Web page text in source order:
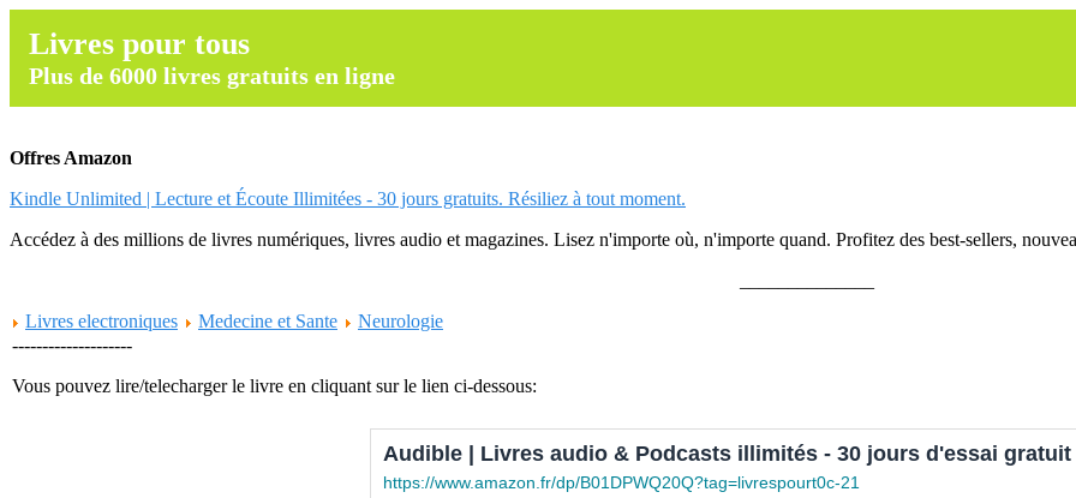
Livres pour tous
Plus de 6000 livres gratuits en ligne
Offres Amazon
Kindle Unlimited | Lecture et Écoute Illimitées - 30 jours gratuits. Résiliez à tout moment.
Accédez à des millions de livres numériques, livres audio et magazines. Lisez n'importe où, n'importe quand. Profitez des best-sellers,
Livres electroniques
Medecine et Sante
Neurologie
--------------------
Vous pouvez lire/telecharger le livre en cliquant sur le lien ci-dessous:
Audible | Livres audio & Podcasts illimités - 30 jours d'essai gratuit
https://www.amazon.fr/dp/B01DPWQ20Q?tag=livrespourt0c-21